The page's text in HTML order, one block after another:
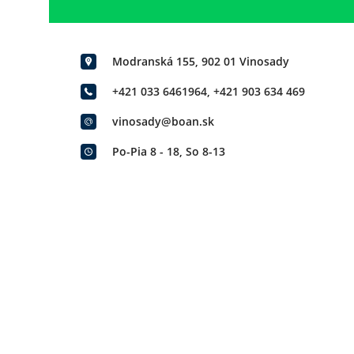
Modranská 155, 902 01 Vinosady
+421 033 6461964, +421 903 634 469
vinosady@boan.sk
Po-Pia 8 - 18, So 8-13